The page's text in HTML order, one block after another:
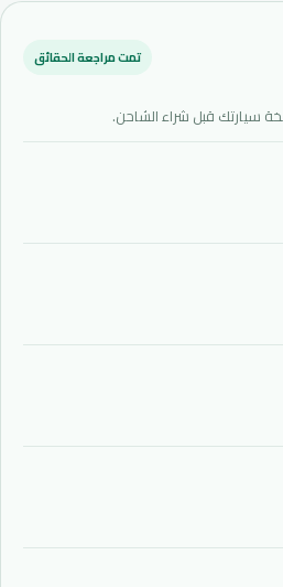
تمت مراجعة الحقائق
سيارتك قبل شراء الشاحن.